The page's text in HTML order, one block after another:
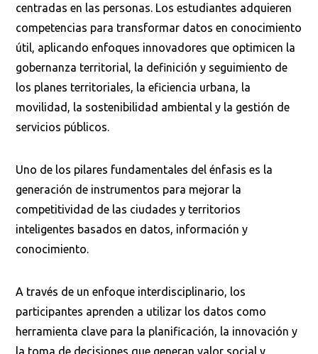
centradas en las personas. Los estudiantes adquieren
competencias para transformar datos en conocimiento
útil, aplicando enfoques innovadores que optimicen la
gobernanza territorial, la definición y seguimiento de
los planes territoriales, la eficiencia urbana, la
movilidad, la sostenibilidad ambiental y la gestión de
servicios públicos.
Uno de los pilares fundamentales del énfasis es la
generación de instrumentos para mejorar la
competitividad de las ciudades y territorios
inteligentes basados en datos, información y
conocimiento.
A través de un enfoque interdisciplinario, los
participantes aprenden a utilizar los datos como
herramienta clave para la planificación, la innovación y
la toma de decisiones que generan valor social y